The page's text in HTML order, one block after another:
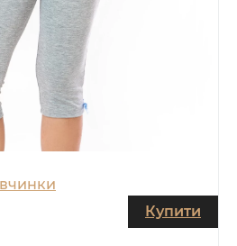
Купити